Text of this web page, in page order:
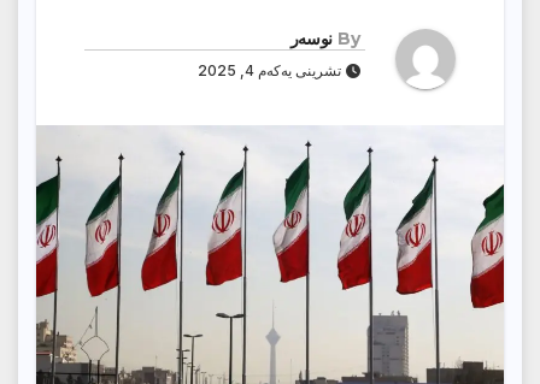
By نوسەر
تشرینی یەکەم 4, 2025